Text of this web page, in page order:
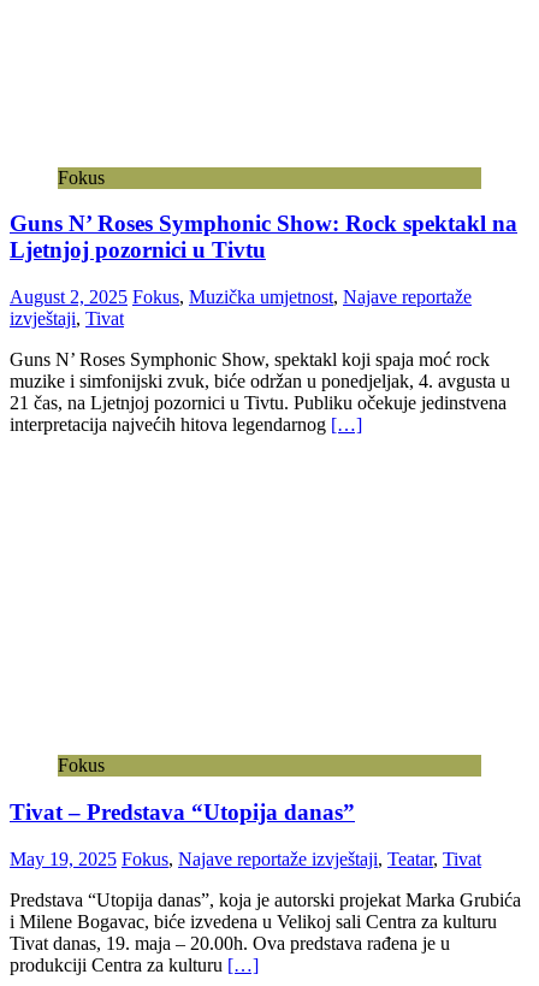
Fokus
Guns N’ Roses Symphonic Show: Rock spektakl na
Ljetnjoj pozornici u Tivtu
August 2, 2025 Fokus, Muzička umjetnost, Najave reportaže
izvještaji, Tivat
Guns N’ Roses Symphonic Show, spektakl koji spaja moć rock
muzike i simfonijski zvuk, biće održan u ponedjeljak, 4. avgusta u
21 čas, na Ljetnjoj pozornici u Tivtu. Publiku očekuje jedinstvena
interpretacija najvećih hitova legendarnog […]
Fokus
Tivat – Predstava “Utopija danas”
May 19, 2025 Fokus, Najave reportaže izvještaji, Teatar, Tivat
Predstava “Utopija danas”, koja je autorski projekat Marka Grubića
i Milene Bogavac, biće izvedena u Velikoj sali Centra za kulturu
Tivat danas, 19. maja – 20.00h. Ova predstava rađena je u
produkciji Centra za kulturu […]